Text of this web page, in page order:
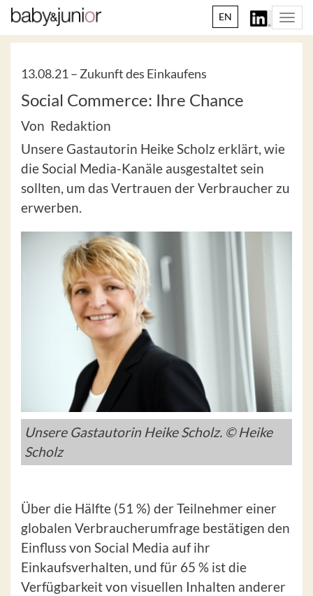
EN
13.08.21 – Zukunft des Einkaufens
Social Commerce: Ihre Chance
Von Redaktion
Unsere Gastautorin Heike Scholz erklärt, wie
die Social Media-Kanäle ausgestaltet sein
sollten, um das Vertrauen der Verbraucher zu
erwerben.
Unsere Gastautorin Heike Scholz. © Heike
Scholz
Über die Hälfte (51 %) der Teilnehmer einer
globalen Verbraucherumfrage bestätigen den
Einfluss von Social Media auf ihr
Einkaufsverhalten, und für 65 % ist die
Verfügbarkeit von visuellen Inhalten anderer